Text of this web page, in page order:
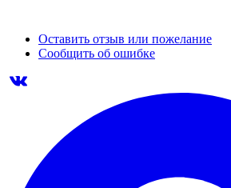
Оставить отзыв или пожелание
Сообщить об ошибке